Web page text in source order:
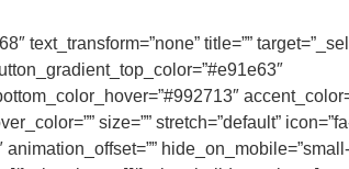
text_transform=”none” title=””
size=”” stretch=”default”
animation_offset=”” hide_on_mobile=”small-